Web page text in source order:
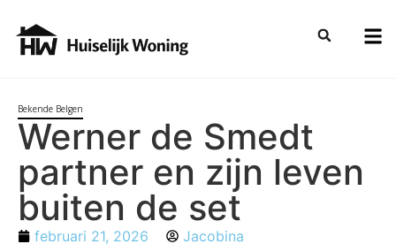
Bekende Belgen
Werner de Smedt
partner en zijn leven
buiten de set
februari 21, 2026
Jacobina